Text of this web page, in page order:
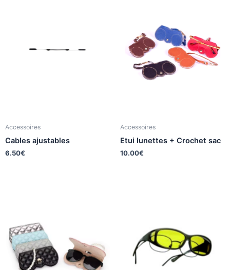
Accessoires
Cables ajustables
6.50€
Accessoires
Etui lunettes + Crochet sac
10.00€